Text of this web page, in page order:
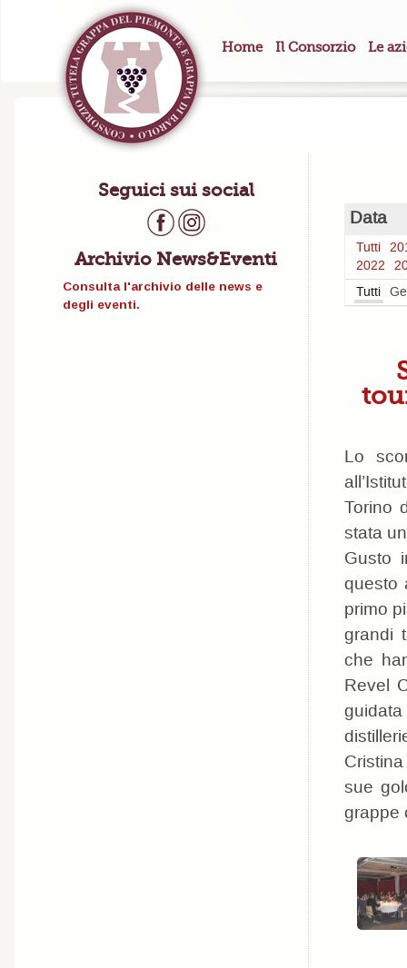
Home Il Consorzio Le
Seguici sui social
Archivio News&Eventi
Consulta l'archivio delle news e
degli eventi.
Data
Tutti
2022
Tutti
Lo
Torino
stata
Gusto
questo
primo
grandi
che
Revel
sue
grappe